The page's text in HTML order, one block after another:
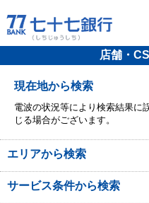
店舗・
現在地から検索
電波の状況等により検索結果に
じる場合がございます。
エリアから検索
サービス条件から検索